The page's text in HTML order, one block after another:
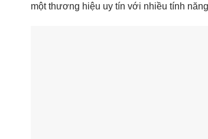
một thương hiệu uy tín với nhiều tính